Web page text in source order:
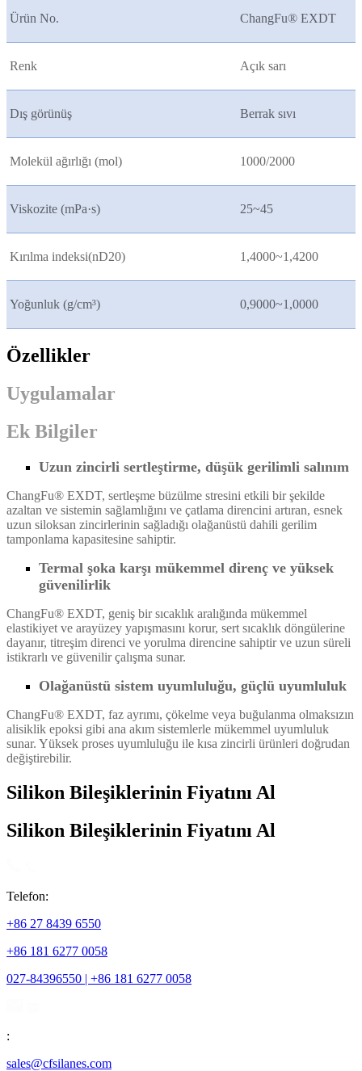
Ürün No. ChangFu® EXDT
Renk Açık sarı
Dış görünüş Berrak sıvı
Molekül ağırlığı (mol) 1000/2000
Viskozite (mPa·s) 25~45
Kırılma indeksi(nD20) 1,4000~1,4200
Yoğunluk (g/cm³) 0,9000~1,0000
Özellikler
Uygulamalar
Ek Bilgiler
Uzun zincirli sertleştirme, düşük gerilimli salınım
ChangFu® EXDT, sertleşme büzülme stresini etkili bir şekilde
azaltan ve sistemin sağlamlığını ve çatlama direncini artıran, esnek
uzun siloksan zincirlerinin sağladığı olağanüstü dahili gerilim
tamponlama kapasitesine sahiptir.
Termal şoka karşı mükemmel direnç ve yüksek
güvenilirlik
ChangFu® EXDT, geniş bir sıcaklık aralığında mükemmel
elastikiyet ve arayüzey yapışmasını korur, sert sıcaklık döngülerine
dayanır, titreşim direnci ve yorulma direncine sahiptir ve uzun süreli
istikrarlı ve güvenilir çalışma sunar.
Olağanüstü sistem uyumluluğu, güçlü uyumluluk
ChangFu® EXDT, faz ayrımı, çökelme veya buğulanma olmaksızın
alisiklik epoksi gibi ana akım sistemlerle mükemmel uyumluluk
sunar. Yüksek proses uyumluluğu ile kısa zincirli ürünleri doğrudan
değiştirebilir.
Silikon Bileşiklerinin Fiyatını Al
Silikon Bileşiklerinin Fiyatını Al
Telefon:
+86 27 8439 6550
+86 181 6277 0058
027-84396550 | +86 181 6277 0058
:
sales@cfsilanes.com